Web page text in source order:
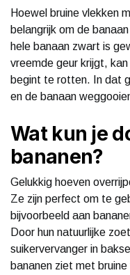
Hoewel bruine vlekken
belangrijk om de
hele banaan zwart is
vreemde geur krijgt,
begint te rotten. In dat
en de banaan
Wat kun je
bananen?
Gelukkig hoeven
Ze zijn perfect om te
bijvoorbeeld aan
Door hun natuurlijke
suikervervanger in
bananen ziet met